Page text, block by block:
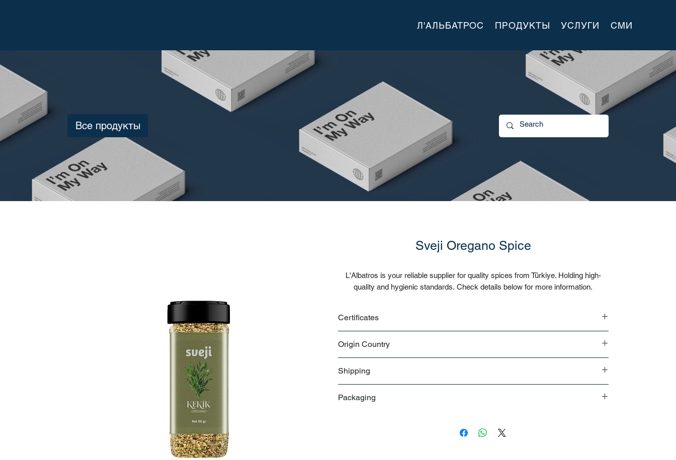
Л'АЛЬБАТРОС ПРОДУКТЫ УСЛУГИ СМИ
Sveji Oregano Spice
L'Albatros is your reliable supplier for quality spices from Türkiye. Holding high-
quality and hygienic standards. Check details below for more information.
Certificates
ISO
Origin Country
Shipping
Pallet
Packaging
Все продукты